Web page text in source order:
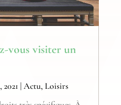
vous visiter un
| Actu, Loisirs